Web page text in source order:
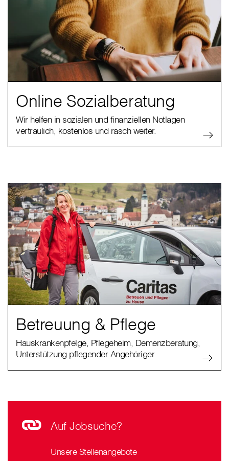
Online Sozialberatung
Wir helfen in sozialen und finanziellen Notlagen
vertraulich, kostenlos und rasch weiter.
Betreuung & Pflege
Hauskrankenpfelge, Pflegeheim, Demenzberatung,
Unterstützung pflegender Angehöriger
Auf Jobsuche?
Unsere Stellenangebote